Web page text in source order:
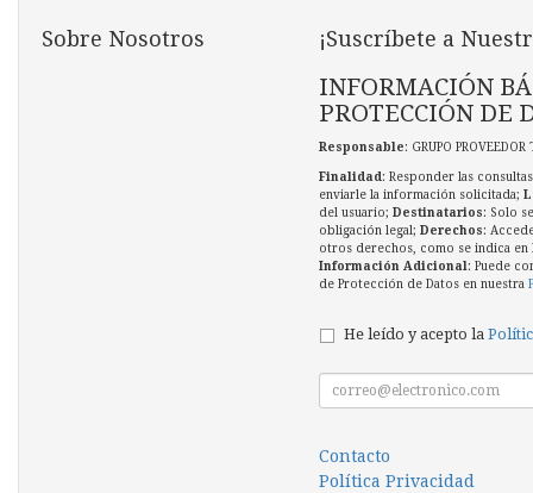
Sobre Nosotros ¡Suscríbete a
INFORMACIÓN
PROTECCIÓN DE
Responsable: GRUPO
Finalidad : Responder las
enviarle la información solicitada;
del usuario; Destinatarios: Solo
obligación legal; Derechos:
otros derechos, como se indica en
Información Adicional : Puede
de Protección de Datos en nuestra
He leído y acepto la
Contacto
Política Privacidad